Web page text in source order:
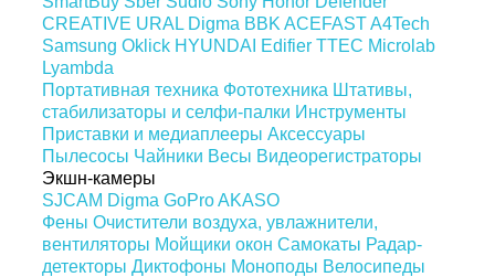
CREATIVE URAL Digma BBK ACEFASTA4Tech
Samsung Oklick HYUNDAI Edifier TTEC Microlab
Lyambda
Портативная техника Фототехника Штативы,
стабилизаторы и селфи-палки Инструменты
Приставки и медиаплееры Аксессуары
Пылесосы Чайники Весы Видеорегистраторы
Экшн-камеры
SJCAM Digma GoProAKASO
Фены Очистители воздуха, увлажнители,
вентиляторы Мойщики окон Самокаты Радар-
детекторы Диктофоны Моноподы Велосипеды